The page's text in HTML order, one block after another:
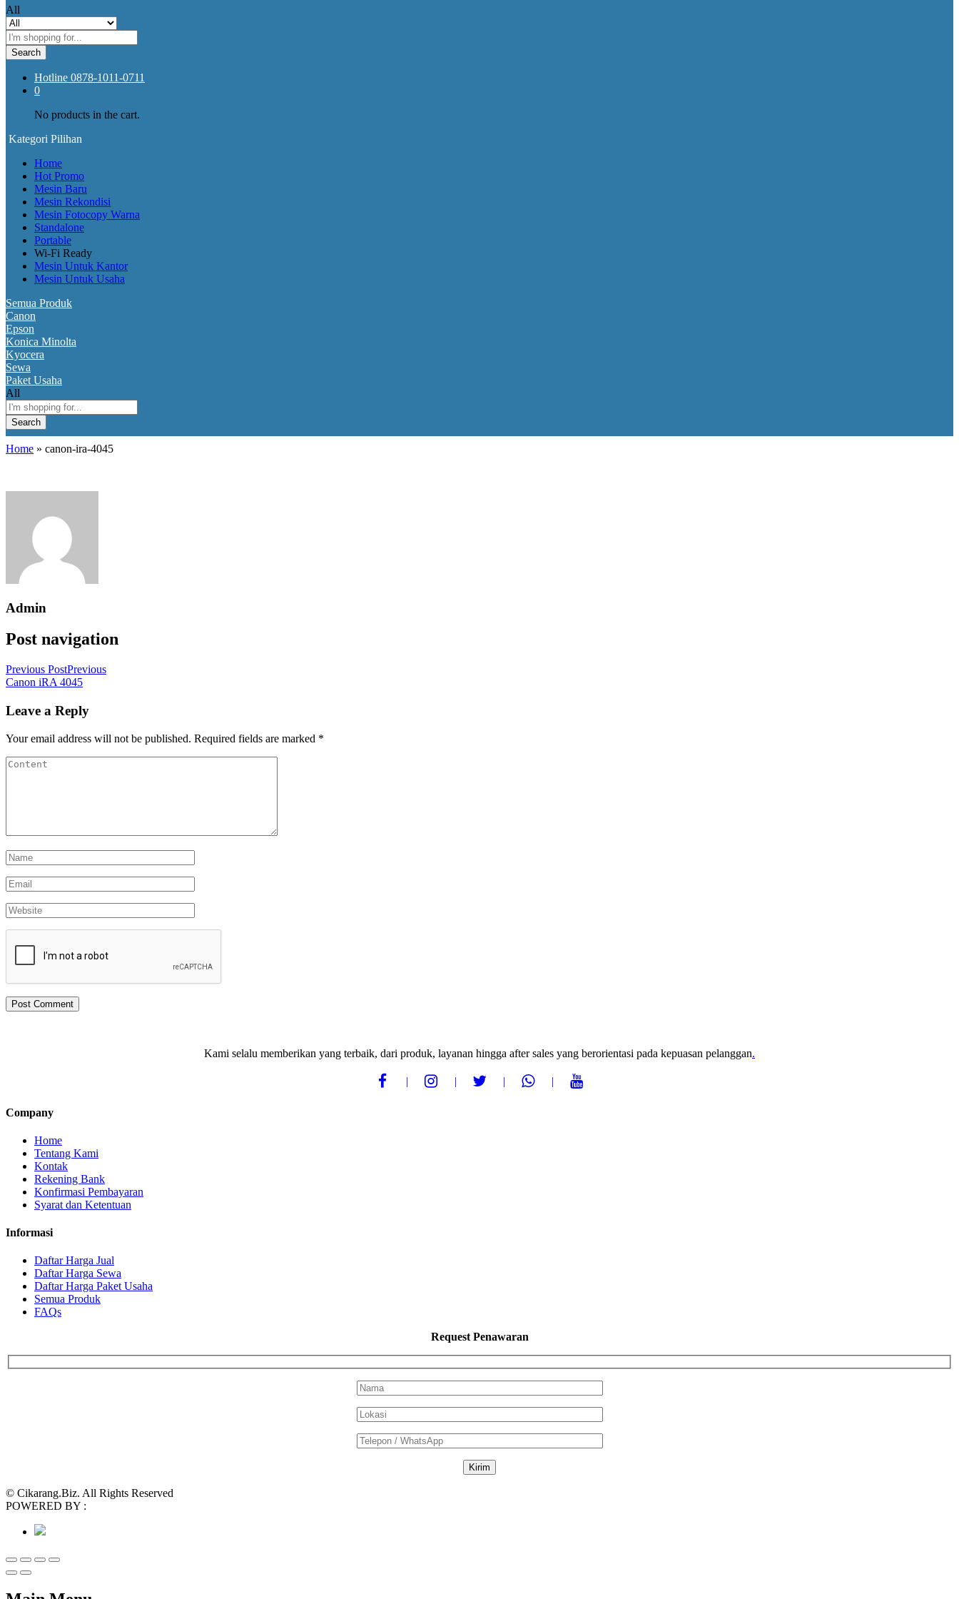
All
Search
Hotline 0878-1011-0711
0
No products in the cart.
Kategori Pilihan
Home
Hot Promo
Mesin Baru
Mesin Rekondisi
Mesin Fotocopy Warna
Standalone
Portable
Wi-Fi Ready
Mesin Untuk Kantor
Mesin Untuk Usaha
Semua Produk
Canon
Epson
Konica Minolta
Kyocera
Sewa
Paket Usaha
All
Search
Home » canon-ira-4045
Admin
Post navigation
Previous PostPrevious
Canon iRA 4045
Leave a Reply
Your email address will not be published. Required fields are marked *
Kami selalu memberikan yang terbaik, dari produk, layanan hingga after sales yang berorientasi pada kepuasan pelanggan.
Company
Home
Tentang Kami
Kontak
Rekening Bank
Konfirmasi Pembayaran
Syarat dan Ketentuan
Informasi
Daftar Harga Jual
Daftar Harga Sewa
Daftar Harga Paket Usaha
Semua Produk
FAQs
Request Penawaran
© Cikarang.Biz. All Rights Reserved
POWERED BY :